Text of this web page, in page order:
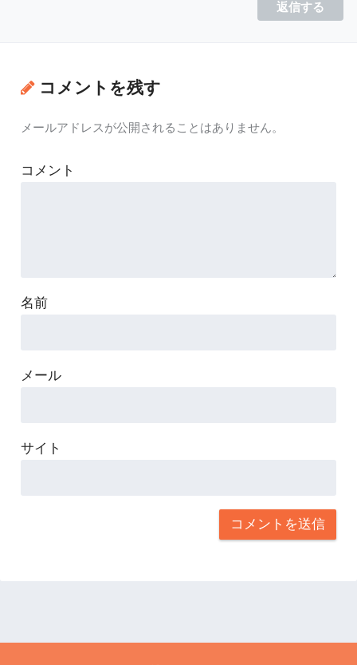
返信する
コメントを残す
メールアドレスが公開されることはありません。
コメント
名前
メール
サイト